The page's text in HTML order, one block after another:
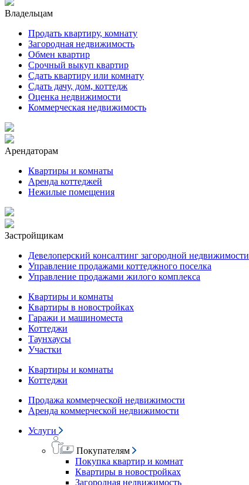
Владельцам
Продать квартиру, комнату
Загородная недвижимость
Обмен квартир
Срочный выкуп квартир
Сдать квартиру или комнату
Сдать дачу, дом, коттедж
Оценка недвижимости
Коммерческая недвижимость
Арендаторам
Квартиры и комнаты
Аренда коттеджей
Нежилые помещения
Застройщикам
Девелоперский консалтинг загородной недвижимости
Управление продажами коттеджного поселка
Управление продажами жилого комплекса
Квартиры и комнаты
Квартиры в новостройках
Гаражи и машиноместа
Коттеджи
Таунхаусы
Участки
Квартиры и комнаты
Коттеджи
Продажа коммерческой недвижимости
Аренда коммерческой недвижимости
Услуги
Покупателям
Покупка квартир и комнат
Квартиры в новостройках
Загородная недвижимость